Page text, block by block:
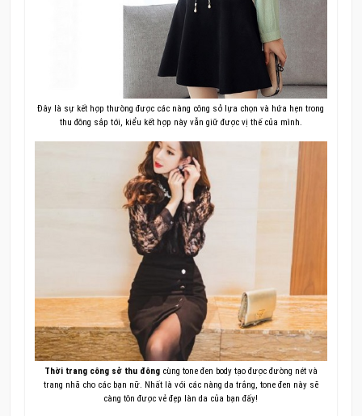
Đây là sự kết hợp thường được các nàng công sở lựa chọn và hứa hẹn trong
thu đông sắp tới, kiểu kết hợp này vẫn giữ được vị thế của mình.
Thời trang công sở thu đôngcùng tone đen body tạo được đường nét và
trang nhã cho các bạn nữ. Nhất là với các nàng da trắng, tone đen này sẽ
càng tôn được vẻ đẹp làn da của bạn đấy!